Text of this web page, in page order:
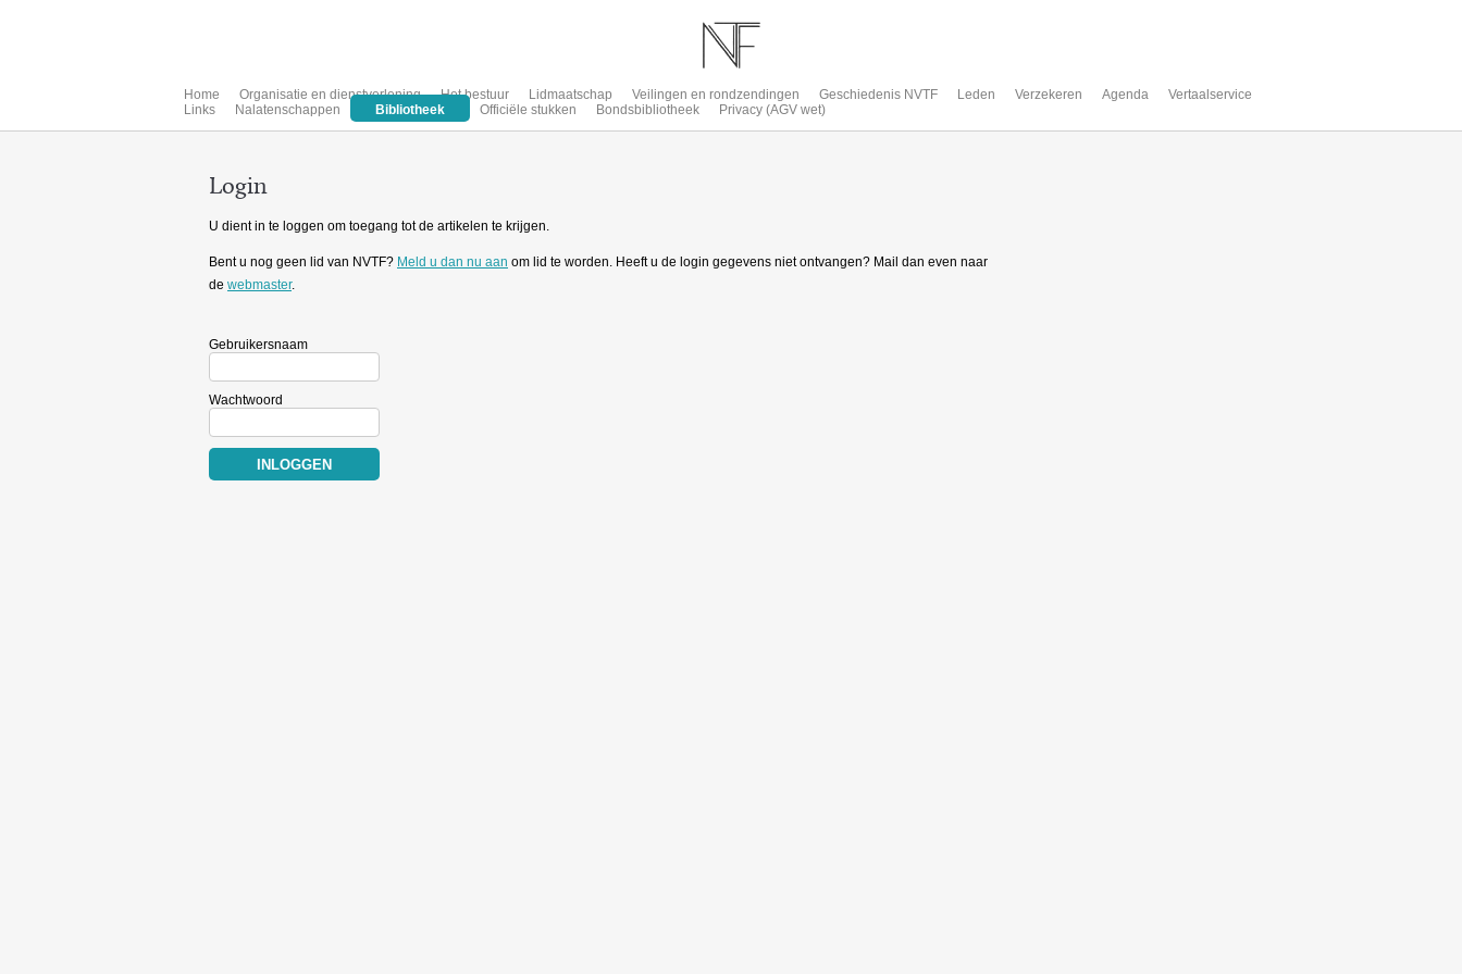
Home Organisatie en dienstverlening Het bestuur Lidmaatschap Veilingen en rondzendingen Geschiedenis NVTF Leden Verzekeren Agenda
Vertaalservice
Links
Nalatenschappen Bibliotheek Officiële stukken Bondsbibliotheek Privacy (AGV wet)
Login
U dient in te loggen om toegang tot de artikelen te krijgen.
Bent u nog geen lid van NVTF? Meld u dan nu aan om lid te worden. Heeft u de login gegevens niet ontvangen? Mail dan even naar
de webmaster.
Gebruikersnaam
Wachtwoord